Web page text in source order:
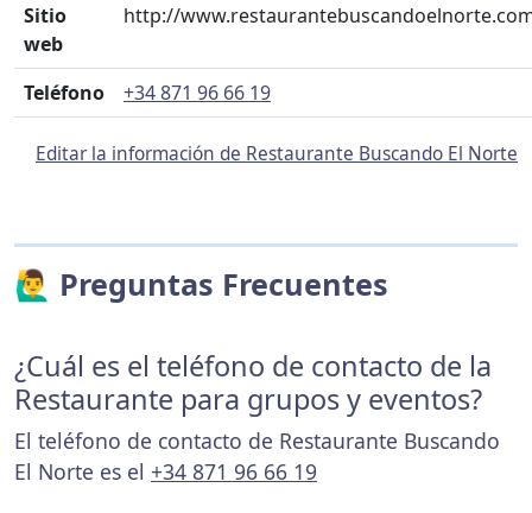
Sitio
web
http://
Teléfono +34 871 96 66 19
Editar la información de Restaurante Buscando El Norte
🙋‍♂️ Preguntas Frecuentes
¿Cuál es el teléfono de contacto de la
Restaurante para grupos y eventos?
El teléfono de contacto de Restaurante Buscando
El Norte es el +34 871 96 66 19